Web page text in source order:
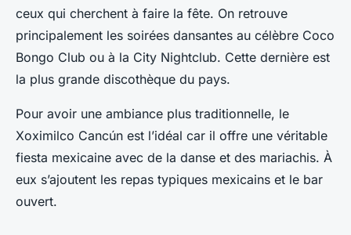
ceux qui cherchent à faire la fête. On retrouve
principalement les soirées dansantes au célèbre Coco
Bongo Club ou à la City Nightclub. Cette dernière est
la plus grande discothèque du pays.
Pour avoir une ambiance plus traditionnelle, le
Xoximilco Cancún est l’idéal car il offre une véritable
fiesta mexicaine avec de la danse et des mariachis. À
eux s’ajoutent les repas typiques mexicains et le bar
ouvert.